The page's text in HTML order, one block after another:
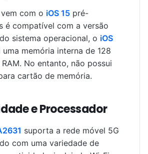
com o iOS 15 pré-
é compatível com a versão
sistema operacional, o iOS
uma memória interna de 128
RAM. No entanto, não possui
cartão de memória.
e Processador
suporta a rede móvel 5G
com uma variedade de